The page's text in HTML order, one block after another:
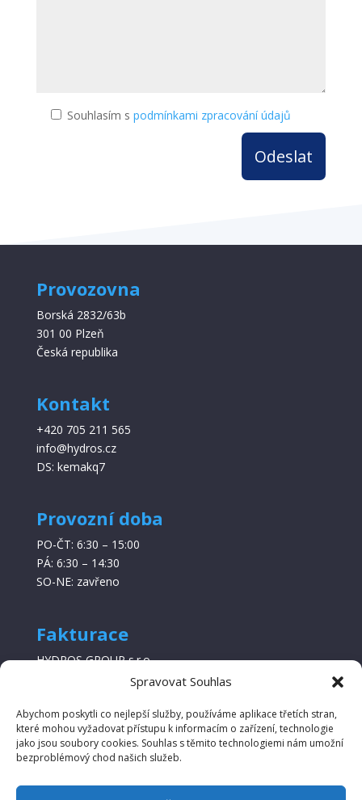
Spravovat Souhlas
Abychom poskytli co nejlepší služby, používáme aplikace třetích stran,
které mohou vyžadovat přístupu k informacím o zařízení, technologie
jako jsou soubory cookies. Souhlas s těmito technologiemi nám umožní
bezproblémový chod našich služeb.
Souhlasím spodmínkami zpracování údajů
Provozovna
Borská 2832/63b
301 00 Plzeň
Česká republika
Kontakt
+420 705 211 565
info@hydros.cz
DS: kemakq7
Provozní doba
PO-ČT: 6:30 – 15:00
PÁ: 6:30 – 14:30
SO-NE: zavřeno
Fakturace
HYDROS GROUP s.r.o.
Oprava hydraulických systémů